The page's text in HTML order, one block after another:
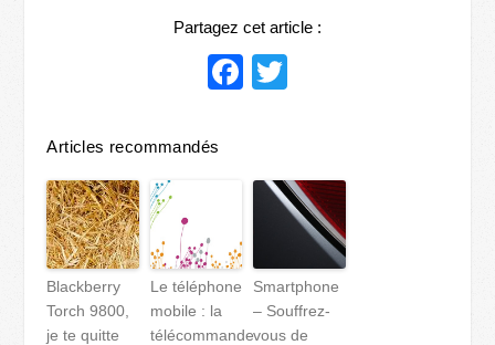
Partagez cet article :
Facebook
Articles recommandés
Blackberry
Torch 9800,
je te quitte
Le téléphone
mobile : la
télécommande
Smartphone
– Souffrez-
vous de